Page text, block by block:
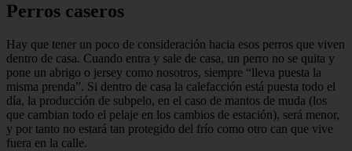
Perros caseros
Hay que tener un poco de considera­ción hacia esos perros que viven
dentro de casa. Cuando entra y sale de casa, un perro no se quita y
pone un abrigo o jer­sey como nosotros, siempre “lleva puesta la
misma prenda”. Si dentro de casa la cale­facción está puesta todo el
día, la produc­ción de subpelo, en el caso de mantos de muda (los
que cambian todo el pelaje en los cambios de estación), será menor,
y por tanto no estará tan protegido del frío como otro can que vive
fuera en la calle.